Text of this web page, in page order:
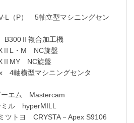
L（P） 5軸立型マシニングセン
B300Ⅱ複合加工機
・M NC旋盤
NC旋盤
4軸横型マシニングセンタ
ーエム Mastercam
ル hyperMILL
ツトヨ CRYSTA－Apex S9106